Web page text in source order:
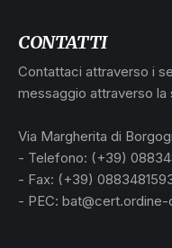
CONTATTI
Contattaci attraverso i
messaggio attraverso la
Via Margherita di
- Telefono: (+39)
- Fax: (+39)
- PEC: bat@cert.ordine-